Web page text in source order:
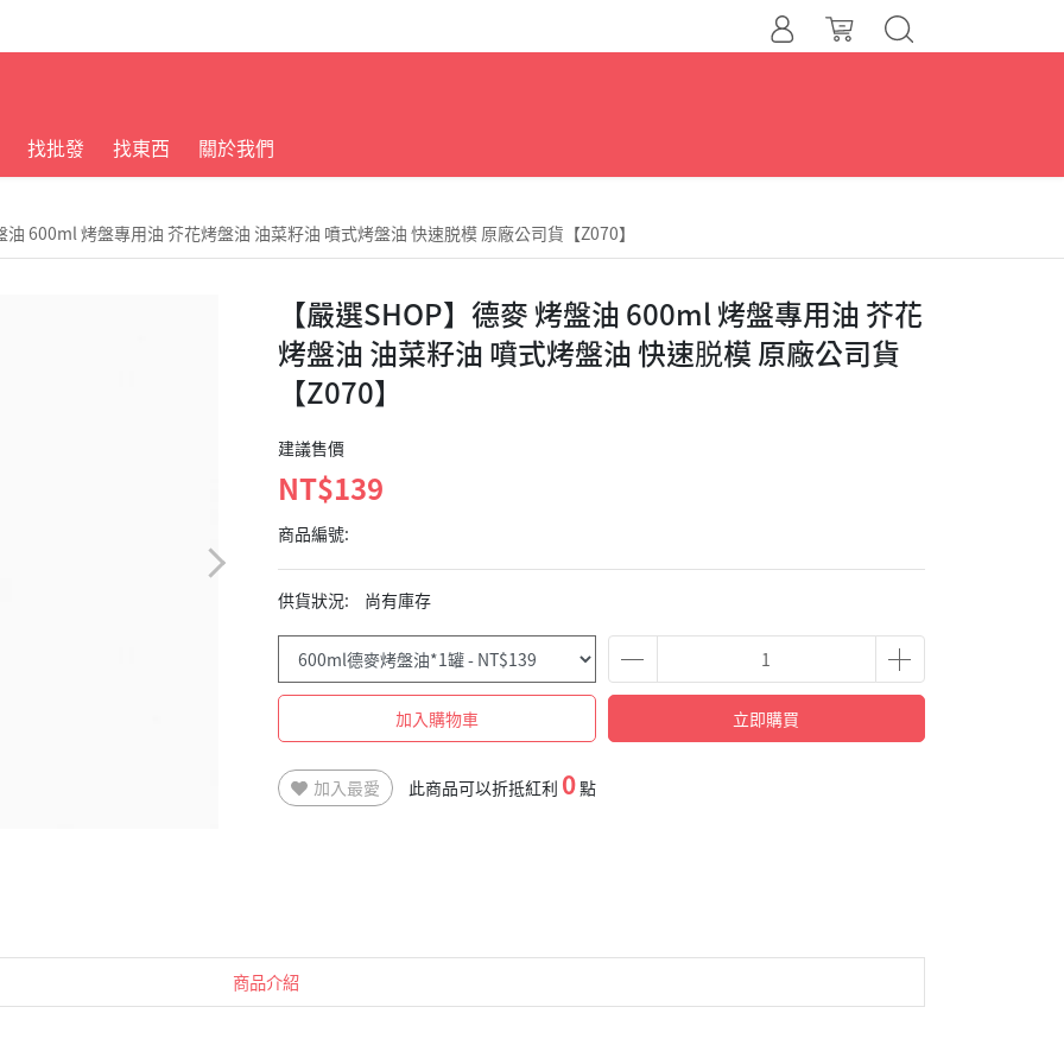
找批發 找東西 關於我們
600ml 烤盤專用油 芥花烤盤油 油菜籽油 噴式烤盤油 快速脱模 原廠公司貨【Z070】
【嚴選SHOP】德麥 烤盤油 600ml 烤盤專用油 芥花
烤盤油 油菜籽油 噴式烤盤油 快速脱模 原廠公司貨
【Z070】
建議售價
NT$139
商品編號:
供貨狀況: 尚有庫存
加入購物車 立即購買
加入最愛 此商品可以折抵紅利 0點
商品介紹